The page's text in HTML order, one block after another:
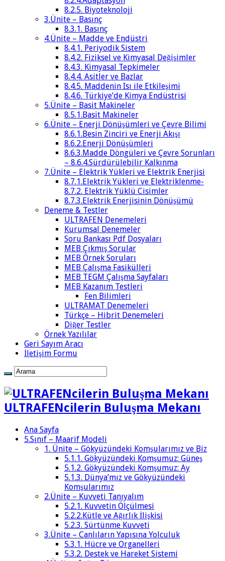
8.2.5. Biyoteknoloji
3.Ünite – Basınç
8.3.1. Basınç
4.Ünite – Madde ve Endüstri
8.4.1. Periyodik Sistem
8.4.2. Fiziksel ve Kimyasal Değişimler
8.4.3. Kimyasal Tepkimeler
8.4.4. Asitler ve Bazlar
8.4.5. Maddenin Isı ile Etkileşimi
8.4.6. Türkiye’de Kimya Endüstrisi
5.Ünite – Basit Makineler
8.5.1.Basit Makineler
6.Ünite – Enerji Dönüşümleri ve Çevre Bilimi
8.6.1.Besin Zinciri ve Enerji Akışı
8.6.2.Enerji Dönüşümleri
8.6.3.Madde Döngüleri ve Çevre Sorunları
– 8.6.4.Sürdürülebilir Kalkınma
7.Ünite – Elektrik Yükleri ve Elektrik Enerjisi
8.7.1.Elektrik Yükleri ve Elektriklenme-
8.7.2. Elektrik Yüklü Cisimler
8.7.3.Elektrik Enerjisinin Dönüşümü
Deneme & Testler
ULTRAFEN Denemeleri
Kurumsal Denemeler
Soru Bankası Pdf Dosyaları
MEB Çıkmış Sorular
MEB Örnek Soruları
MEB Çalışma Fasikülleri
MEB TEGM Çalışma Sayfaları
MEB Kazanım Testleri
Fen Bilimleri
ULTRAMAT Denemeleri
Türkçe – Hibrit Denemeleri
Diğer Testler
Örnek Yazılılar
Geri Sayım Aracı
İletişim Formu
ULTRAFENcilerin Buluşma Mekanı
Ana Sayfa
5.Sınıf – Maarif Modeli
1. Ünite – Gökyüzündeki Komşularımız ve Biz
5.1.1. Gökyüzündeki Komşumuz: Güneş
5.1.2. Gökyüzündeki Komşumuz: Ay
5.1.3. Dünya’mız ve Gökyüzündeki
Komşularımız
2.Ünite – Kuvveti Tanıyalım
5.2.1. Kuvvetin Ölçülmesi
5.2.2.Kütle ve Ağırlık İlişkisi
5.2.3. Sürtünme Kuvveti
3.Ünite – Canlıların Yapısına Yolculuk
5.3.1. Hücre ve Organelleri
5.3.2. Destek ve Hareket Sistemi